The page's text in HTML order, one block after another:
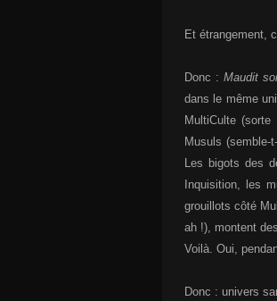
Et étrangement,
Donc :Maudit
dans le même
MultiCulte
Musuls
Les bigots des
Inquisition, les
grouillots côté
ah !), montent
Voilà. Oui,
Donc : univers